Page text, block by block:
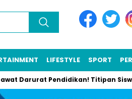
LIFESTYLE SPORT
Pendidikan! Titipan Siswa